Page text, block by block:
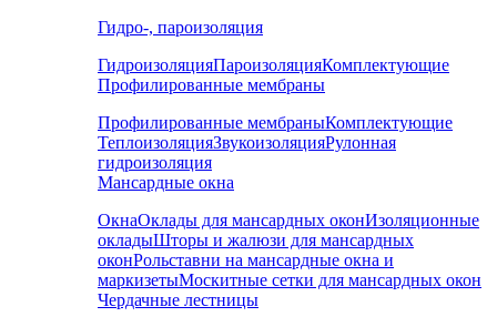
Гидро-, пароизоляция
ГидроизоляцияПароизоляцияКомплектующие
Профилированные мембраны
Профилированные мембраныКомплектующие
ТеплоизоляцияЗвукоизоляцияРулонная
гидроизоляция
Мансардные окна
ОкнаОклады для мансардных оконИзоляционные
окладыШторы и жалюзи для мансардных
оконРольставни на мансардные окна и
маркизетыМоскитные сетки для мансардных окон
Чердачные лестницы